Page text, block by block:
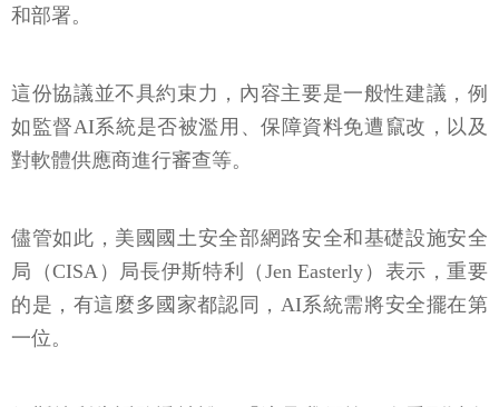
和部署。
這份協議並不具約束力，內容主要是一般性建議，例
如監督AI系統是否被濫用、保障資料免遭竄改，以及
對軟體供應商進行審查等。
儘管如此，美國國土安全部網路安全和基礎設施安全
局（CISA）局長伊斯特利（Jen Easterly）表示，重要
的是，有這麼多國家都認同，AI系統需將安全擺在第
一位。